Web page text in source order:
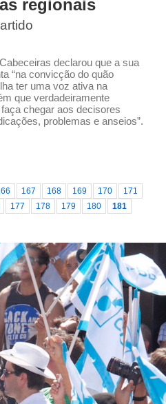
regionais
declarou que a sua
“na convicção do quão
ter uma voz ativa na
que verdadeiramente
chegar aos decisores
problemas e anseios”.
167 168 169 170
171
177 178 179 180
181